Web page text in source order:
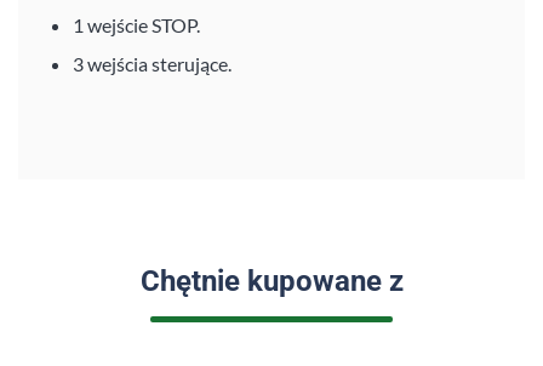
1 wejście STOP.
3 wejścia sterujące.
Chętnie kupowane z